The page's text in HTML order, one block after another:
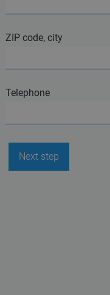
ZIP code, city
Telephone
Next step